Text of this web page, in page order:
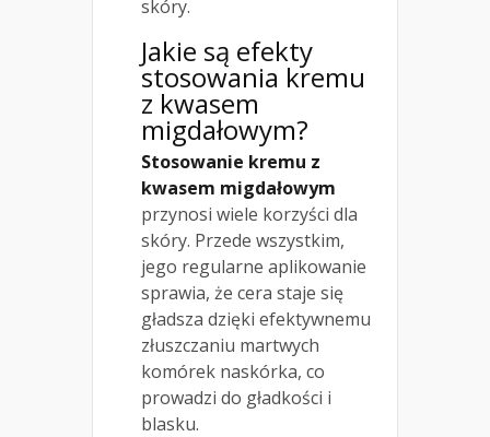
skóry.
Jakie są efekty
stosowania kremu
z kwasem
migdałowym?
Stosowanie kremu z
kwasem migdałowym
przynosi wiele korzyści dla
skóry. Przede wszystkim,
jego regularne aplikowanie
sprawia, że cera staje się
gładsza dzięki efektywnemu
złuszczaniu martwych
komórek naskórka, co
prowadzi do gładkości i
blasku.